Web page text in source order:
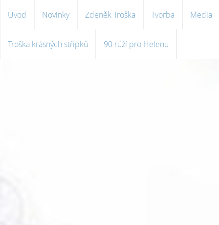
Úvod Novinky Zdeněk Troška Tvorba Media
Troška krásných střípků 90 růží pro Helenu